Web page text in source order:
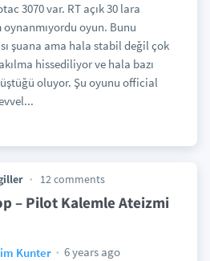
3070 var. RT açık 30 lara
oyun. Bunu
şuana ama hala stabil değil çok
hissediliyor ve hala bazı
oluyor. Şu oyunu official
12 comments
– Pilot Kalemle Ateizmi
Kunter
6 years ago